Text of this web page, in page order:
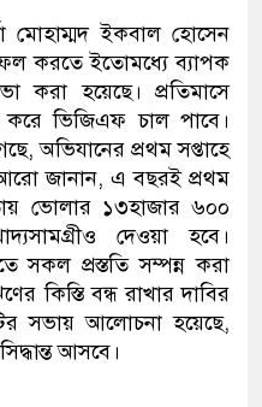
ইকবাল হোসেন
করতে ইতোমধ্যে ব্যাপক
করা হয়েছে। প্রতিমাসে
ভিজিএফ চাল পাবে।
অভিযানের প্রথম সপ্তাহে
জানান, এ বছরই প্রথম
ভোলার ১৩হাজার ৬০০
দেওয়া হবে।
সকল প্রস্ততি সম্পন্ন করা
কিস্তি বন্ধ রাখার দাবির
সভায় আলোচনা হয়েছে,
আসবে।